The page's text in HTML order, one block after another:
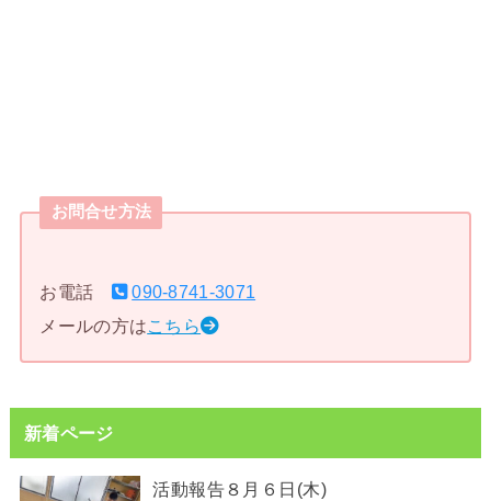
お問合せ方法
お電話
090-8741-3071
メールの方はこちら
新着ページ
活動報告８月６日(木)